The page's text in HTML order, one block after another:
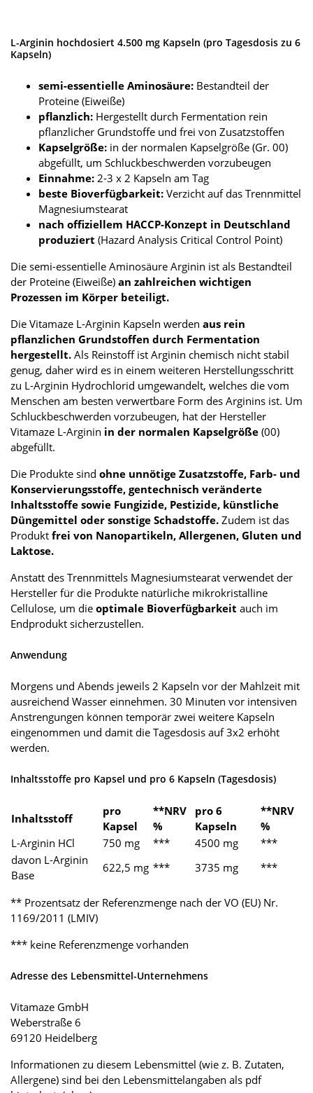
L-Arginin hochdosiert 4.500 mg Kapseln (pro Tagesdosis zu 6
Kapseln)
semi-essentielle Aminosäure: Bestandteil der
Proteine (Eiweiße)
pflanzlich: Hergestellt durch Fermentation rein
pflanzlicher Grundstoffe und frei von Zusatzstoffen
Kapselgröße: in der normalen Kapselgröße (Gr. 00)
abgefüllt, um Schluckbeschwerden vorzubeugen
Einnahme: 2-3 x 2 Kapseln am Tag
beste Bioverfügbarkeit: Verzicht auf das Trennmittel
Magnesiumstearat
nach offiziellem HACCP-Konzept in Deutschland
produziert (Hazard Analysis Critical Control Point)
Die semi-essentielle Aminosäure Arginin ist als Bestandteil
der Proteine (Eiweiße) an zahlreichen wichtigen
Prozessen im Körper beteiligt.
Die Vitamaze L-Arginin Kapseln werden aus rein
pflanzlichen Grundstoffen durch Fermentation
hergestellt. Als Reinstoff ist Arginin chemisch nicht stabil
genug, daher wird es in einem weiteren Herstellungsschritt
zu L-Arginin Hydrochlorid umgewandelt, welches die vom
Menschen am besten verwertbare Form des Arginins ist. Um
Schluckbeschwerden vorzubeugen, hat der Hersteller
Vitamaze L-Arginin in der normalen Kapselgröße (00)
abgefüllt.
Die Produkte sind ohne unnötige Zusatzstoffe, Farb- und
Konservierungsstoffe, gentechnisch veränderte
Inhaltsstoffe sowie Fungizide, Pestizide, künstliche
Düngemittel oder sonstige Schadstoffe. Zudem ist das
Produkt frei von Nanopartikeln, Allergenen, Gluten und
Laktose.
Anstatt des Trennmittels Magnesiumstearat verwendet der
Hersteller für die Produkte natürliche mikrokristalline
Cellulose, um die optimale Bioverfügbarkeit auch im
Endprodukt sicherzustellen.
Anwendung
Morgens und Abends jeweils 2 Kapseln vor der Mahlzeit mit
ausreichend Wasser einnehmen. 30 Minuten vor intensiven
Anstrengungen können temporär zwei weitere Kapseln
eingenommen und damit die Tagesdosis auf 3x2 erhöht
werden.
Inhaltsstoffe pro Kapsel und pro 6 Kapseln (Tagesdosis)
Inhaltsstoff
pro
Kapsel
**NRV
%
pro 6
Kapseln
**NRV
%
L-Arginin HCl
750 mg *** 4500 mg
***
davon L-Arginin
Base
622,5 mg *** 3735 mg ***
** Prozentsatz der Referenzmenge nach der VO (EU) Nr.
1169/2011 (LMIV)
*** keine Referenzmenge vorhanden
Adresse des Lebensmittel-Unternehmens
Vitamaze GmbH
Weberstraße 6
69120 Heidelberg
Informationen zu diesem Lebensmittel (wie z. B. Zutaten,
Allergene) sind bei den Lebensmittelangaben als pdf